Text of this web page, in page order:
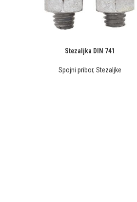
Stezaljka DIN 741
Spojni pribor,Stezaljke